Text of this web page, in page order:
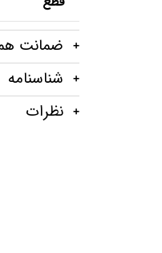
ضمانت‌
شناسنامه
نظرات